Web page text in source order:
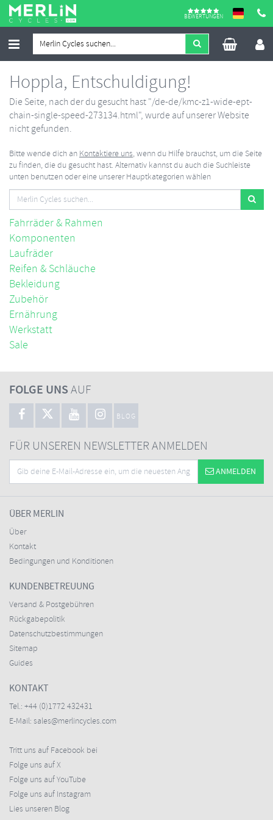
BEWERTUNGEN
Hoppla, Entschuldigung!
Die Seite, nach der du gesucht hast "/de-de/kmc-z1-wide-ept-
chain-single-speed-273134.html", wurde auf unserer Website
nicht gefunden.
Bitte wende dich anKontaktiere uns, wenn du Hilfe brauchst, um die Seite
zu finden, die du gesucht hast. Alternativ kannst du auch die Suchleiste
unten benutzen oder eine unserer Hauptkategorien wählen
Fahrräder & Rahmen
Komponenten
Laufräder
Reifen & Schläuche
Bekleidung
Zubehör
Ernährung
Werkstatt
Sale
FOLGE UNSAUF
BLOG
FÜR UNSEREN NEWSLETTER ANMELDEN
ANMELDEN
ÜBER MERLIN
Über
Kontakt
Bedingungen und Konditionen
KUNDENBETREUUNG
Versand & Postgebühren
Rückgabepolitik
Datenschutzbestimmungen
Sitemap
Guides
KONTAKT
Tel.: +44 (0)1772 432431
E-Mail: sales@merlincycles.com
Tritt uns auf Facebook bei
Folge uns auf X
Folge uns auf YouTube
Folge uns auf Instagram
Lies unseren Blog